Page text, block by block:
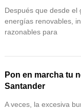
Después que desde el
energías renovables,
razonables para
Pon en marcha tu
Santander
A veces, la excesiva